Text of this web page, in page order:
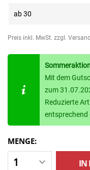
ab30
Preis inkl. MwSt. zzgl.
Mit dem
zum
Reduzierte
entsprechend
MENGE:
IN